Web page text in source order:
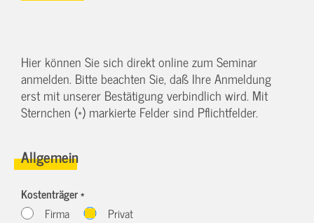
Hier können Sie sich direkt online zum Seminar
anmelden. Bitte beachten Sie, daß Ihre Anmeldung
erst mit unserer Bestätigung verbindlich wird. Mit
Sternchen (*) markierte Felder sind Pflichtfelder.
Allgemein
Kostenträger *
Firma
Privat